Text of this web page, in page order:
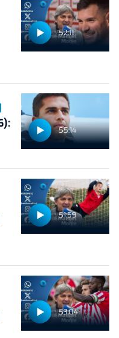
52:11
55:14
51:59
53:04